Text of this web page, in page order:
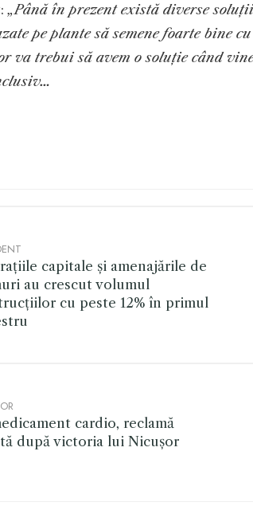
„Până în prezent există diverse
pe plante să semene foarte bine
va trebui să avem o soluție când
capitale și amenajările de
au crescut volumul
cu peste 12% în primul
cardio, reclamă
după victoria lui Nicușor